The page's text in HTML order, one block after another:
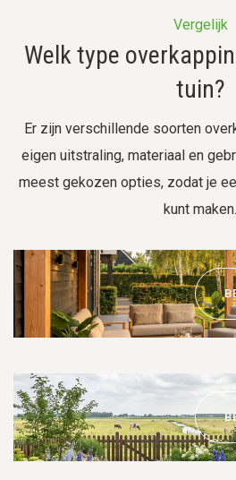
Vergelijk
Welk type
tuin?
Er zijn verschillende soorten
eigen uitstraling, materiaal en
meest gekozen opties, zodat je
kunt maken.